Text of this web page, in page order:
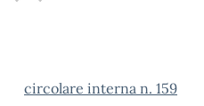
circolare interna n. 159